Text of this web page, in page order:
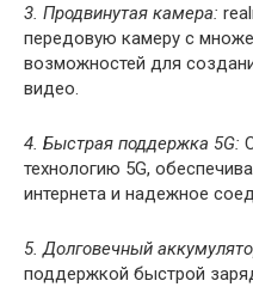
3. Продвинутая камера:
передовую камеру с
возможностей для
видео.
4. Быстрая поддержка 5G:
технологию 5G,
интернета и надежное
5. Долговечный
поддержкой быстрой